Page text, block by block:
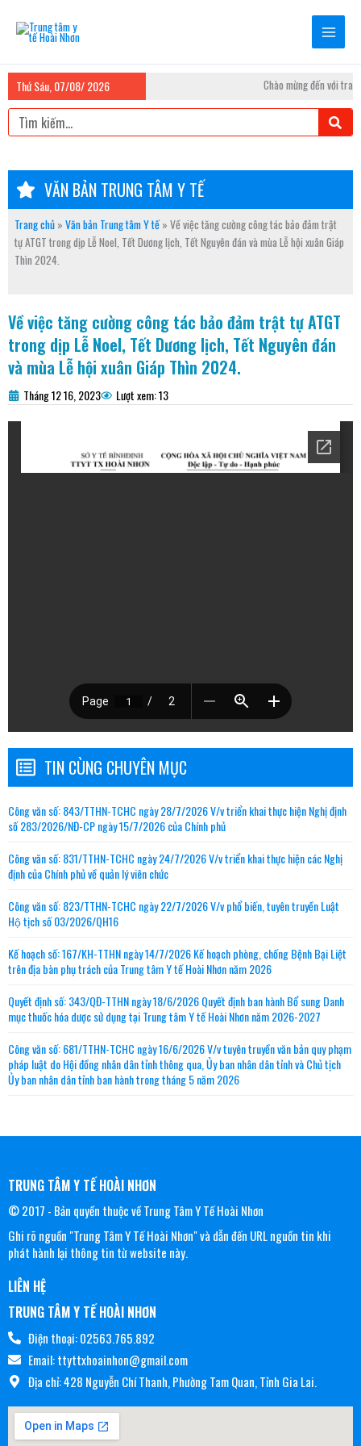
dung
Thứ Sáu, 07/08/ 2026
Chào mừng đến với
Tìm
kiếm
VĂN BẢN TRUNG TÂM Y TẾ
Trang chủ » Văn bản Trung tâm Y tế» Về việc tăng cường công tác bảo đảm trật
tự ATGT trong dịp Lễ Noel, Tết Dương lịch, Tết Nguyên đán và mùa Lễ hội xuân Giáp
Thìn 2024.
Về việc tăng cường công tác bảo đảm trật tự ATGT
trong dịp Lễ Noel, Tết Dương lịch, Tết Nguyên đán
và mùa Lễ hội xuân Giáp Thìn 2024.
Tháng 12 16, 2023 Lượt xem: 13
TIN CÙNG CHUYÊN MỤC
Công văn số: 843/TTHN-TCHC ngày 28/7/2026 V/v triển khai thực hiện Nghị định
số 283/2026/NĐ-CP ngày 15/7/2026 của Chính phủ
Công văn số: 831/TTHN-TCHC ngày 24/7/2026 V/v triển khai thực hiện các Nghị
định của Chính phủ về quản lý viên chức
Công văn số: 823/TTHN-TCHC ngày 22/7/2026 V/v phổ biến, tuyên truyền Luật
Hộ tịch số 03/2026/QH16
Kế hoạch số: 167/KH-TTHN ngày 14/7/2026 Kế hoạch phòng, chống Bệnh Bại Liệt
trên địa bàn phụ trách của Trung tâm Y tế Hoài Nhơn năm 2026
Quyết định số: 343/QĐ-TTHN ngày 18/6/2026 Quyết định ban hành Bổ sung Danh
mục thuốc hóa dược sử dụng tại Trung tâm Y tế Hoài Nhơn năm 2026-2027
Công văn số: 681/TTHN-TCHC ngày 16/6/2026 V/v tuyên truyền văn bản quy phạm
pháp luật do Hội đồng nhân dân tỉnh thông qua, Ủy ban nhân dân tỉnh và Chủ tịch
Ủy ban nhân dân tỉnh ban hành trong tháng 5 năm 2026
TRUNG TÂM Y TẾ HOÀI NHƠN
© 2017 - Bản quyền thuộc về Trung Tâm Y Tế Hoài Nhơn
Ghi rõ nguồn "Trung Tâm Y Tế Hoài Nhơn" và dẫn đến URL nguồn tin khi
phát hành lại thông tin từ website này.
LIÊN HỆ
TRUNG TÂM Y TẾ HOÀI NHƠN
Điện thoại: 02563.765.892
Email: ttyttxhoainhon@gmail.com
Địa chỉ: 428 Nguyễn Chí Thanh, Phường Tam Quan, Tỉnh Gia Lai.